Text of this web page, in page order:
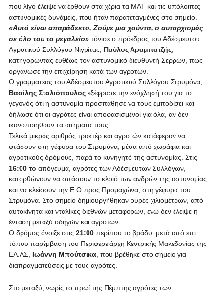
που λίγο έλειψε να έρθουν στα χέρια τα ΜΑΤ και τις υπόλοιπες
αστυνομικές δυνάμεις, που ήταν παρατεταγμένες στο σημείο.
«Αυτό είναι απαράδεκτο, Ζούμε μια χούντα, ο αυταρχισμός
σε όλο του το μεγαλείο»τόνισε ο πρόεδρος του Αδέσμευτου
Αγροτικού Συλλόγου Νιγρίτας, Παύλος Αραμπατζής,
κατηγορώντας ευθέως τον αστυνομικό διευθυντή Σερρών, πως
οργάνωσε την επιχείρηση κατά των αγροτών.
Ο γραμματέας του Αδέσμευτου Αγροτικού Συλλόγου Στρυμόνα,
Βασίλης Σταλιόπουλοςεξέφρασε την ενόχλησή του για το
γεγονός ότι η αστυνομία προσπάθησε να τους εμποδίσει και
δήλωσε ότι οι αγρότες είναι αποφασισμένοι για όλα, αν δεν
ικανοποιηθούν τα αιτήματά τους.
Τελικά μικρός αριθμός τρακτέρ και αγροτών κατάφεραν να
φτάσουν στη γέφυρα του Στρυμόνα, μέσα από χωράφια και
αγροτικούς δρόμους, παρά το κυνηγητό της αστυνομίας. Στις
16:00 το απόγευμα, αγρότες των Αδέσμευτων Συλλόγων,
κατορθώνουν να σπάσουν το κλοιό των ανδρών της αστυνομίας
και να κλείσουν την Ε.Ο προς Προμαχώνα, στη γέφυρα του
Στρυμόνα. Στο σημείο δημιουργήθηκαν ουρές χιλιομέτρων, από
αυτοκίνητα και νταλίκες διεθνών μεταφορών, ενώ δεν έλειψε η
ένταση μεταξύ οδηγών και αγροτών.
Ο δρόμος άνοιξε στις 21:00περίπου το βράδυ, μετά από επι
τόπου παρέμβαση του Περιφερειάρχη Κεντρικής Μακεδονίας της
ΕΛ.ΑΣ, Ιωάννη Μπούτσικα, που βρέθηκε στο σημείο για
διαπραγματεύσεις με τους αγρότες.
Στο μεταξύ, νωρίς το πρωί της Πέμπτης αγρότες των